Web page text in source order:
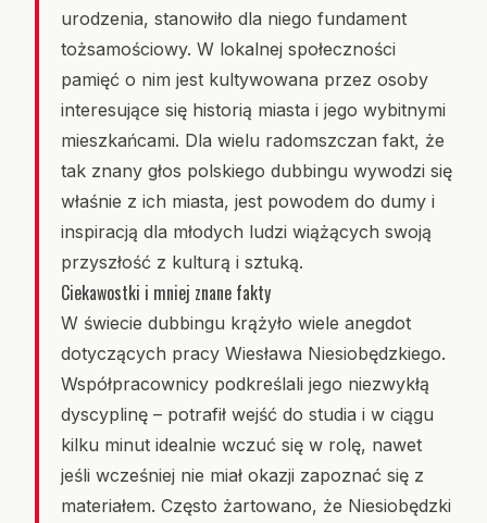
urodzenia, stanowiło dla niego fundament
tożsamościowy. W lokalnej społeczności
pamięć o nim jest kultywowana przez osoby
interesujące się historią miasta i jego wybitnymi
mieszkańcami. Dla wielu radomszczan fakt, że
tak znany głos polskiego dubbingu wywodzi się
właśnie z ich miasta, jest powodem do dumy i
inspiracją dla młodych ludzi wiążących swoją
przyszłość z kulturą i sztuką.
Ciekawostki i mniej znane fakty
W świecie dubbingu krążyło wiele anegdot
dotyczących pracy Wiesława Niesiobędzkiego.
Współpracownicy podkreślali jego niezwykłą
dyscyplinę – potrafił wejść do studia i w ciągu
kilku minut idealnie wczuć się w rolę, nawet
jeśli wcześniej nie miał okazji zapoznać się z
materiałem. Często żartowano, że Niesiobędzki